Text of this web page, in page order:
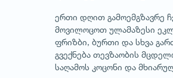
ერთი დღით გამოემგზავრე
მოვილოცოთ ულამაზესი
ფრიზბი, ბურთი და სხვა
გვექნება თევზაობის
საღამოს კოცონი და